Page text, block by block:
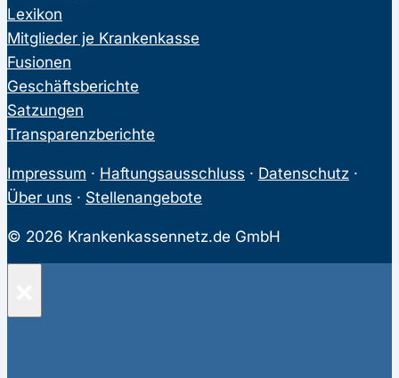
Lexikon
Mitglieder je Krankenkasse
Fusionen
Geschäftsberichte
Satzungen
Transparenzberichte
Impressum · Haftungsausschluss · Datenschutz ·
Über uns · Stellenangebote
© 2026 Krankenkassennetz.de GmbH